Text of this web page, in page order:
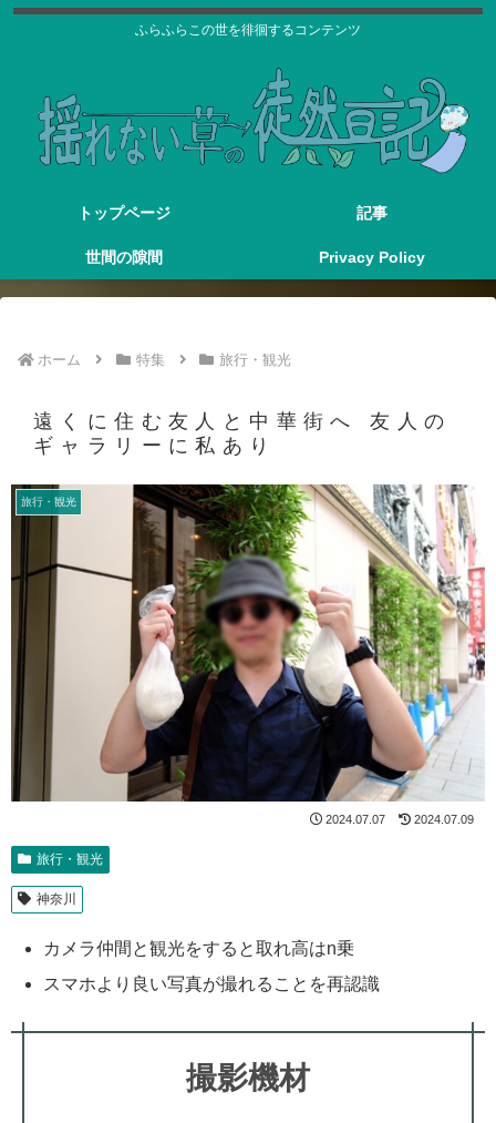
ふらふらこの世を徘徊するコンテンツ
トップページ 記事
世間の隙間 Privacy Policy
ホーム 特集 旅行・観光
遠くに住む友人と中華街へ 友人の
ギャラリーに私あり
旅行・観光
2024.07.07 2024.07.09
旅行・観光
神奈川
カメラ仲間と観光をすると取れ高はn乗
スマホより良い写真が撮れることを再認識
撮影機材